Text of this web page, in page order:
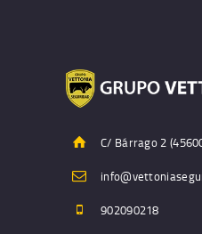
C/ Bárrago 2
902090218